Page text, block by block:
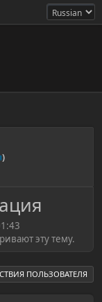
)
эту тему.
ПОЛЬЗОВАТЕЛЯ